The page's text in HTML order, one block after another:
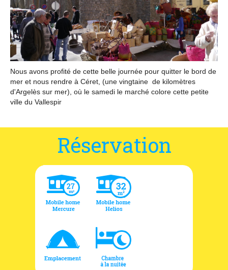
Formulaire de contact
Documentations
Actualités
Mobile home et tarifs
Emplacement et tarifs
Nous avons profité de cette belle journée pour quitter le bord de
mer et nous rendre à Céret, (une vingtaine de kilomètres
d'Argelès sur mer), où le samedi le marché colore cette petite
ville du Vallespir
Réservation